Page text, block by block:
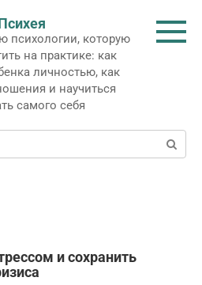
психологии, которую
на практике: как
личностью, как
и научиться
самого себя
и сохранить